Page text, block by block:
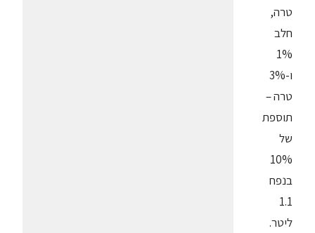
טרה,
חלב
1%
ו-3%
טרה –
תוספת
של
10%
בנפח
1.1
ליטר.